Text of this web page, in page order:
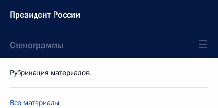
Президент России
Стенограммы
Рубрикация материалов
Все материалы